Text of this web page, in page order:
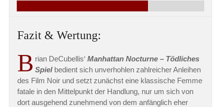
Fazit & Wertung:
B rian DeCubellis‘ Manhattan Nocturne – Tödliches
Spielbedient sich unverhohlen zahlreicher Anleihen
des Film Noir und setzt zunächst eine klassische Femme
fatale in den Mittelpunkt der Handlung, nur um sich von
dort ausgehend zunehmend von dem anfänglich eher